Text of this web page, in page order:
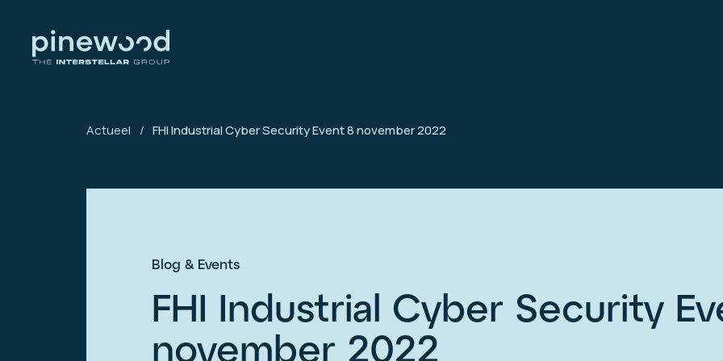
Actueel / FHI Industrial Cyber Security Event 8 november 2022
Blog & Events
FHI Industrial Cyber Security
november 2022